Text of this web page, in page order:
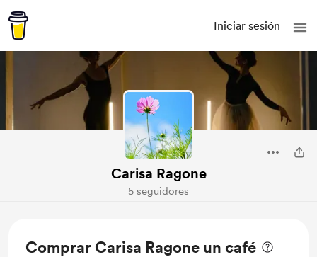
Iniciar sesión
Carisa Ragone
5 seguidores
Comprar Carisa Ragone un café